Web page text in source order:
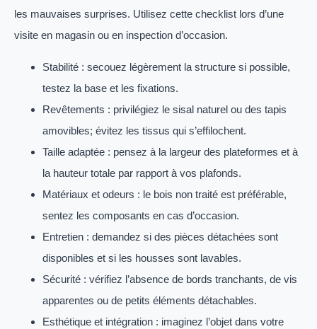
les mauvaises surprises. Utilisez cette checklist lors d’une
visite en magasin ou en inspection d’occasion.
Stabilité : secouez légèrement la structure si possible,
testez la base et les fixations.
Revêtements : privilégiez le sisal naturel ou des tapis
amovibles; évitez les tissus qui s’effilochent.
Taille adaptée : pensez à la largeur des plateformes et à
la hauteur totale par rapport à vos plafonds.
Matériaux et odeurs : le bois non traité est préférable,
sentez les composants en cas d’occasion.
Entretien : demandez si des pièces détachées sont
disponibles et si les housses sont lavables.
Sécurité : vérifiez l’absence de bords tranchants, de vis
apparentes ou de petits éléments détachables.
Esthétique et intégration : imaginez l’objet dans votre